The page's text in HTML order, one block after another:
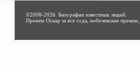
©2008-2026. Биографии известных людей
Премии Оскар за все года, нобелевские